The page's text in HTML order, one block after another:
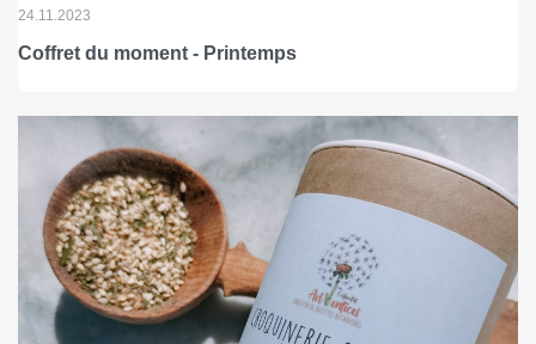
24.11.2023
Coffret du moment - Printemps